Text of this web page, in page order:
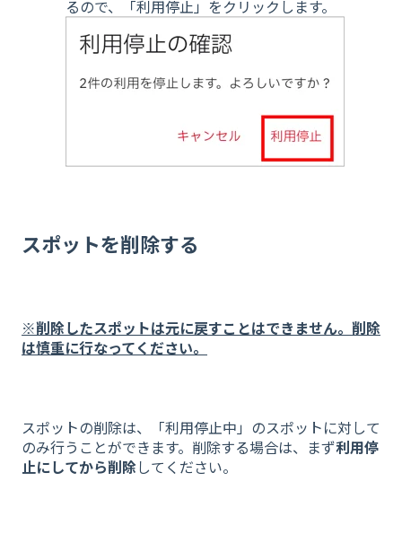
るので、「利用停止」をクリックします。
スポットを削除する
※削除したスポットは元に戻すことはできません。削除
は慎重に行なってください。
スポットの削除は、「利用停止中」のスポットに対して
のみ行うことができます。削除する場合は、まず利用停
止にしてから削除してください。